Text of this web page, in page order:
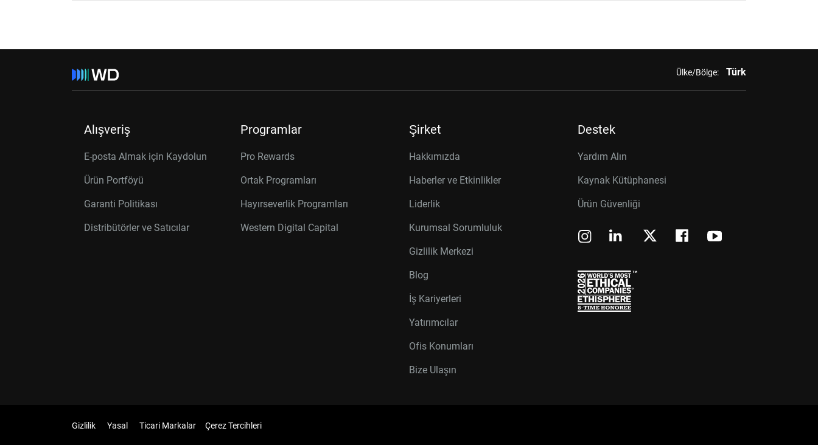
Ülke/Bölge: Türk
Alışveriş
E-posta Almak için Kaydolun
Ürün Portföyü
Garanti Politikası
Distribütörler ve Satıcılar
Programlar
Pro Rewards
Ortak Programları
Hayırseverlik Programları
Western Digital Capital
Şirket
Hakkımızda
Haberler ve Etkinlikler
Liderlik
Kurumsal Sorumluluk
Gizlilik Merkezi
Blog
İş Kariyerleri
Yatırımcılar
Ofis Konumları
Bize Ulaşın
Destek
Yardım Alın
Kaynak Kütüphanesi
Ürün Güvenliği
Gizlilik Yasal Ticari Markalar Çerez Tercihleri